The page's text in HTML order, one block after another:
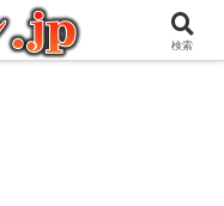
快な日々を綴るブログ
検索